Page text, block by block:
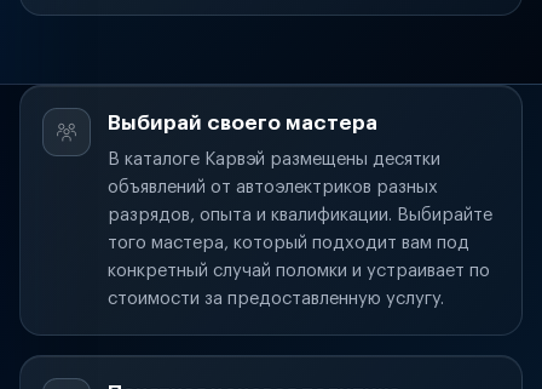
Выбирай своего мастера
В каталоге Карвэй размещены десятки
объявлений от автоэлектриков разных
разрядов, опыта и квалификации. Выбирайте
того мастера, который подходит вам под
конкретный случай поломки и устраивает по
стоимости за предоставленную услугу.